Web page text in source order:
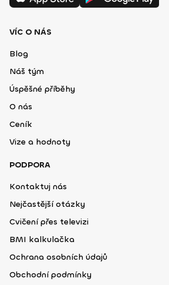
VÍC O NÁS
Blog
Náš tým
Úspěšné příběhy
O nás
Ceník
Vize a hodnoty
PODPORA
Kontaktuj nás
Nejčastější otázky
Cvičení přes televizi
BMI kalkulačka
Ochrana osobních údajů
Obchodní podmínky